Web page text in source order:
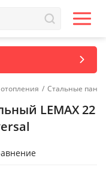
/ Стальные
LEMAX 22